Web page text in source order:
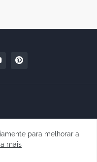
para melhorar a
mais